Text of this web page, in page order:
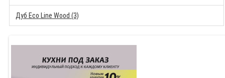
Дуб Eco Line Wood (3)